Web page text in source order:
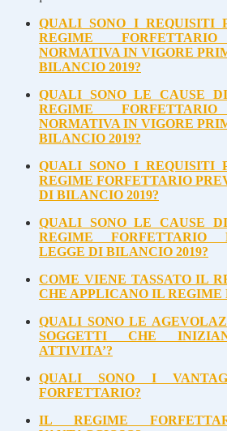
QUALI SONO I REQUISITI
REGIME
NORMATIVA IN VIGORE
BILANCIO 2019?
QUALI SONO LE CAUSE
REGIME
NORMATIVA IN VIGORE
BILANCIO 2019?
QUALI SONO I REQUISITI
REGIME FORFETTARIO
DI BILANCIO 2019?
QUALI SONO LE CAUSE
REGIME FORFETTARIO
LEGGE DI BILANCIO 2019?
COME VIENE TASSATO IL
CHE APPLICANO IL REGIME
QUALI SONO LE
SOGGETTI CHE
ATTIVITA’?
QUALI SONO I
FORFETTARIO?
IL REGIME